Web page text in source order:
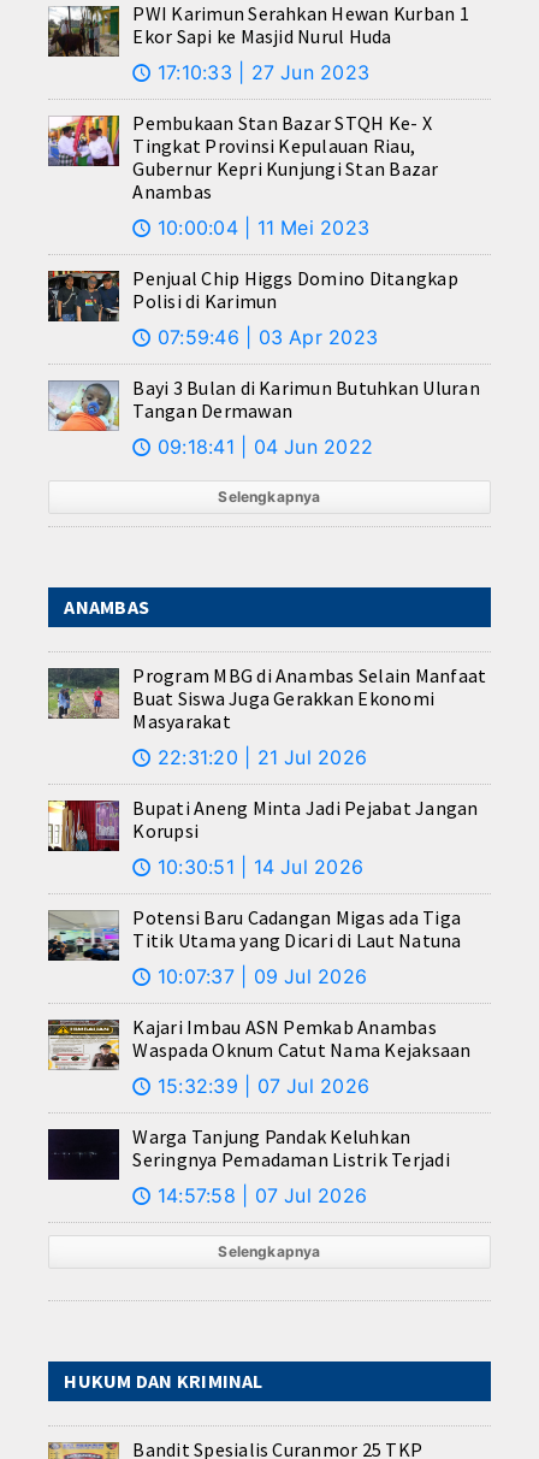
PWI Karimun Serahkan Hewan Kurban 1
Ekor Sapi ke Masjid Nurul Huda
🕔 17:10:33 | 27 Jun 2023
Pembukaan Stan Bazar STQH Ke- X
Tingkat Provinsi Kepulauan Riau,
Gubernur Kepri Kunjungi Stan Bazar
Anambas
🕔 10:00:04 | 11 Mei 2023
Penjual Chip Higgs Domino Ditangkap
Polisi di Karimun
🕔 07:59:46 | 03 Apr 2023
Bayi 3 Bulan di Karimun Butuhkan Uluran
Tangan Dermawan
🕔 09:18:41 | 04 Jun 2022
Selengkapnya
ANAMBAS
Program MBG di Anambas Selain Manfaat
Buat Siswa Juga Gerakkan Ekonomi
Masyarakat
🕔 22:31:20 | 21 Jul 2026
Bupati Aneng Minta Jadi Pejabat Jangan
Korupsi
🕔 10:30:51 | 14 Jul 2026
Potensi Baru Cadangan Migas ada Tiga
Titik Utama yang Dicari di Laut Natuna
🕔 10:07:37 | 09 Jul 2026
Kajari Imbau ASN Pemkab Anambas
Waspada Oknum Catut Nama Kejaksaan
🕔 15:32:39 | 07 Jul 2026
Warga Tanjung Pandak Keluhkan
Seringnya Pemadaman Listrik Terjadi
🕔 14:57:58 | 07 Jul 2026
Selengkapnya
HUKUM DAN KRIMINAL
Bandit Spesialis Curanmor 25 TKP